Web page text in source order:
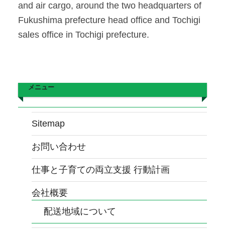
and air cargo, around the two headquarters of
Fukushima prefecture head office and Tochigi
sales office in Tochigi prefecture.
メニュー
Sitemap
お問い合わせ
仕事と子育ての両立支援 行動計画
会社概要
配送地域について